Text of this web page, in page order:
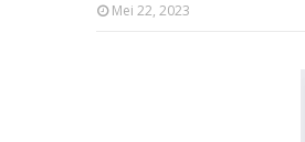
Mei 22, 2023